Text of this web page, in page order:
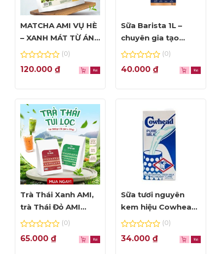
MATCHA AMI VỤ HÈ
– XANH MÁT TỪ ÁNH
NHÌN ĐẦU TIÊN
0
out
5
(0)
120.000 ₫
Sữa Barista 1L –
chuyên gia tạo
Foam đỉnh cao
0
out
5
(0)
40.000 ₫
Trà Thái Xanh AMI,
trà Thái Đỏ AMI
thơm ngon, túi lọc
0
out
(0)
65.000 ₫
Sữa tươi nguyên
kem hiệu Cowhead
– hộp 1L
0
out
(0)
34.000 ₫